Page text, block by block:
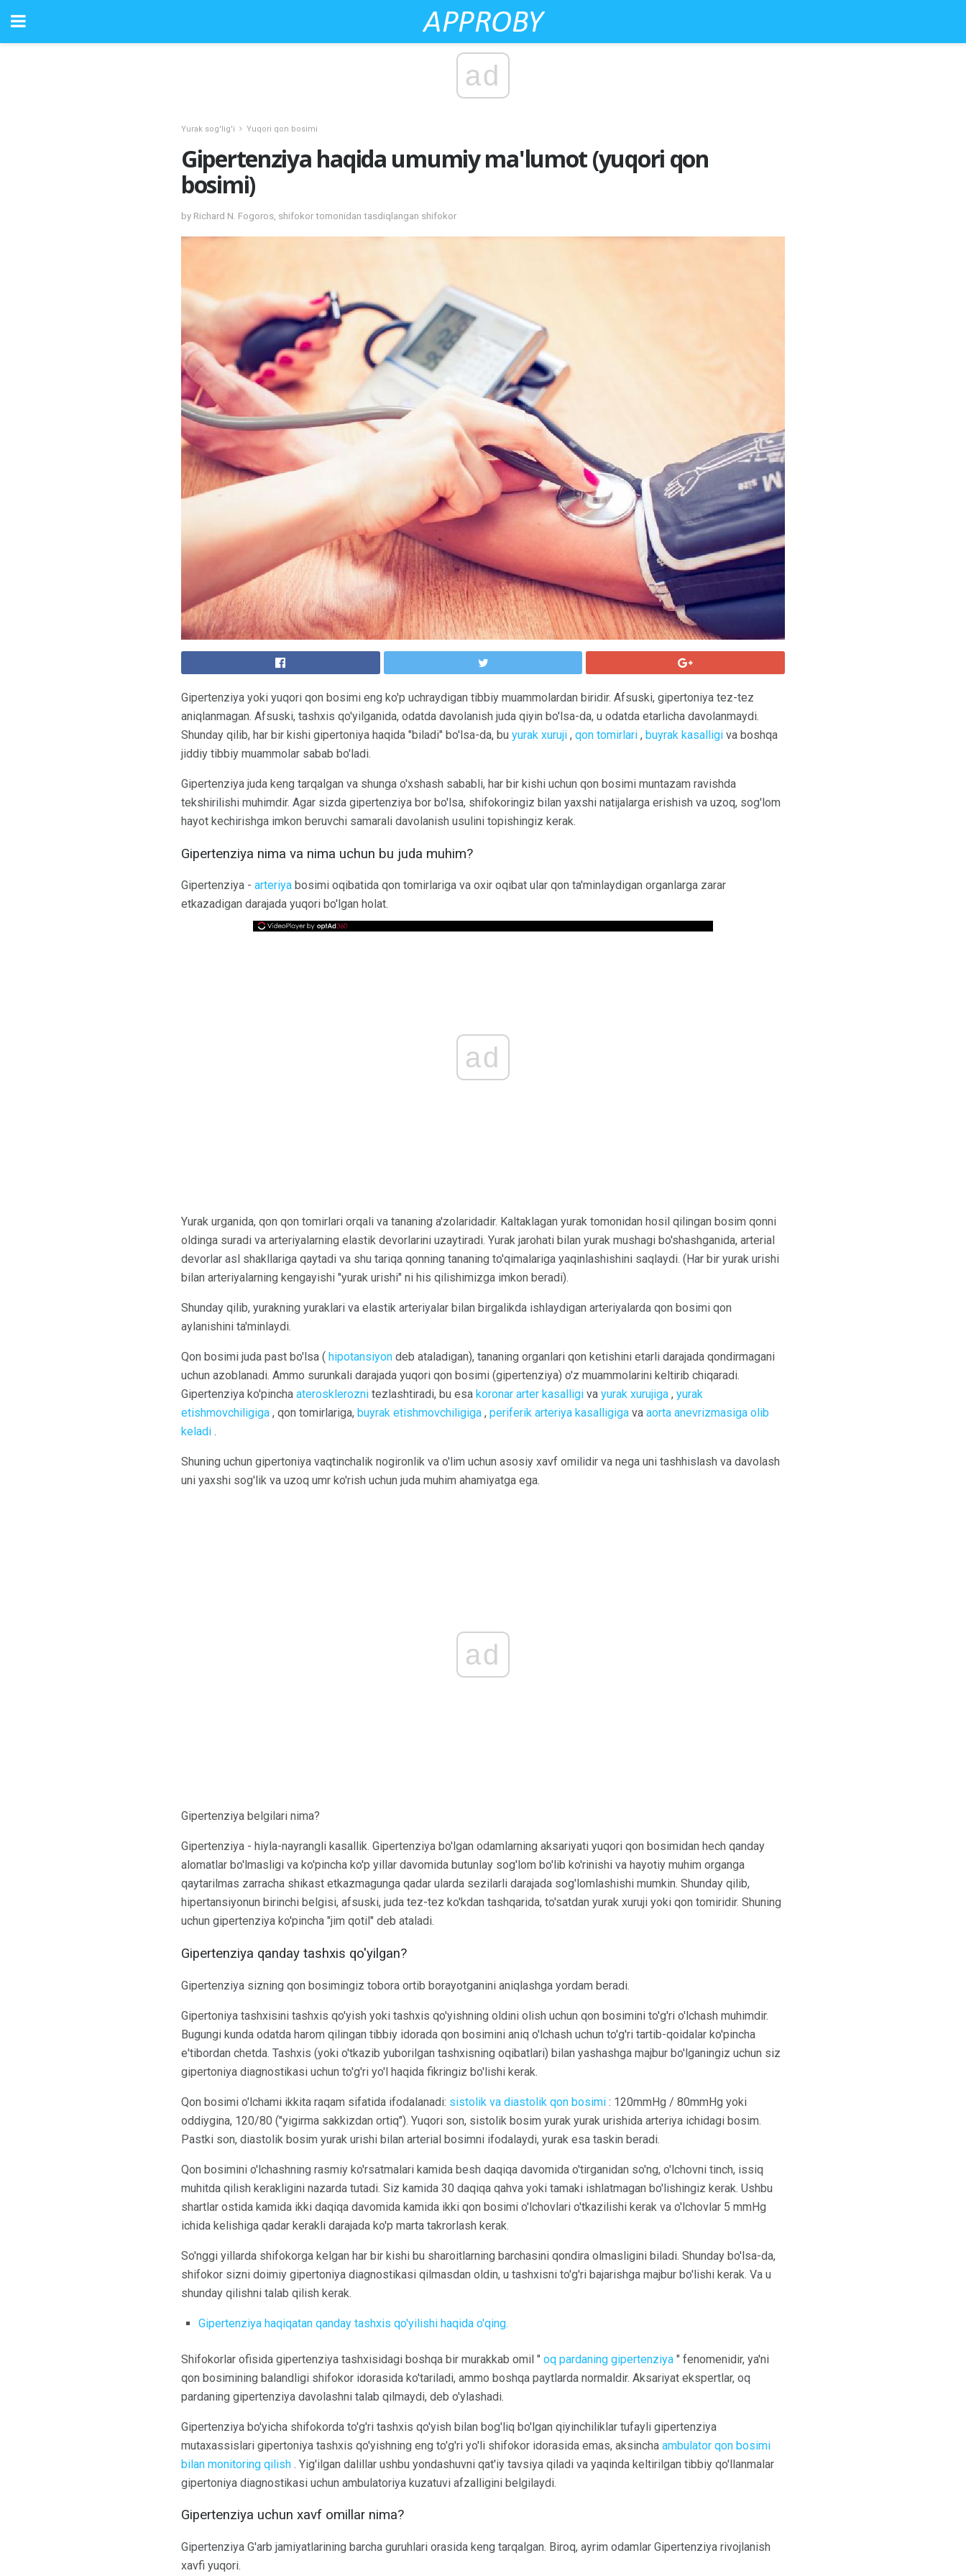
ad
Yurak sog'lig'i Yuqori qon bosimi
Gipertenziya haqida umumiy ma'lumot (yuqori qon
bosimi)
by Richard N. Fogoros, shifokor tomonidan tasdiqlangan shifokor
Gipertenziya yoki yuqori qon bosimi eng ko'p uchraydigan tibbiy muammolardan biridir. Afsuski, gipertoniya tez-tez
aniqlanmagan. Afsuski, tashxis qo'yilganida, odatda davolanish juda qiyin bo'lsa-da, u odatda etarlicha davolanmaydi.
Shunday qilib, har bir kishi gipertoniya haqida "biladi" bo'lsa-da, bu yurak xuruji , qon tomirlari , buyrak kasalligi va boshqa
jiddiy tibbiy muammolar sabab bo'ladi.
Gipertenziya juda keng tarqalgan va shunga o'xshash sababli, har bir kishi uchun qon bosimi muntazam ravishda
tekshirilishi muhimdir. Agar sizda gipertenziya bor bo'lsa, shifokoringiz bilan yaxshi natijalarga erishish va uzoq, sog'lom
hayot kechirishga imkon beruvchi samarali davolanish usulini topishingiz kerak.
Gipertenziya nima va nima uchun bu juda muhim?
Gipertenziya - arteriya bosimi oqibatida qon tomirlariga va oxir oqibat ular qon ta'minlaydigan organlarga zarar
etkazadigan darajada yuqori bo'lgan holat.
ad
Yurak urganida, qon qon tomirlari orqali va tananing a'zolaridadir. Kaltaklagan yurak tomonidan hosil qilingan bosim qonni
oldinga suradi va arteriyalarning elastik devorlarini uzaytiradi. Yurak jarohati bilan yurak mushagi bo'shashganida, arterial
devorlar asl shakllariga qaytadi va shu tariqa qonning tananing to'qimalariga yaqinlashishini saqlaydi. (Har bir yurak urishi
bilan arteriyalarning kengayishi "yurak urishi" ni his qilishimizga imkon beradi).
Shunday qilib, yurakning yuraklari va elastik arteriyalar bilan birgalikda ishlaydigan arteriyalarda qon bosimi qon
aylanishini ta'minlaydi.
Qon bosimi juda past bo'lsa ( hipotansiyon deb ataladigan), tananing organlari qon ketishini etarli darajada qondirmagani
uchun azoblanadi. Ammo surunkali darajada yuqori qon bosimi (gipertenziya) o'z muammolarini keltirib chiqaradi.
Gipertenziya ko'pincha aterosklerozni tezlashtiradi, bu esa koronar arter kasalligi va yurak xurujiga , yurak
etishmovchiligiga , qon tomirlariga, buyrak etishmovchiligiga , periferik arteriya kasalligiga va aorta anevrizmasiga olib
keladi .
Shuning uchun gipertoniya vaqtinchalik nogironlik va o'lim uchun asosiy xavf omilidir va nega uni tashhislash va davolash
uni yaxshi sog'lik va uzoq umr ko'rish uchun juda muhim ahamiyatga ega.
ad
Gipertenziya belgilari nima?
Gipertenziya - hiyla-nayrangli kasallik. Gipertenziya bo'lgan odamlarning aksariyati yuqori qon bosimidan hech qanday
alomatlar bo'lmasligi va ko'pincha ko'p yillar davomida butunlay sog'lom bo'lib ko'rinishi va hayotiy muhim organga
qaytarilmas zarracha shikast etkazmagunga qadar ularda sezilarli darajada sog'lomlashishi mumkin. Shunday qilib,
hipertansiyonun birinchi belgisi, afsuski, juda tez-tez ko'kdan tashqarida, to'satdan yurak xuruji yoki qon tomiridir. Shuning
uchun gipertenziya ko'pincha "jim qotil" deb ataladi.
Gipertenziya qanday tashxis qo'yilgan?
Gipertenziya sizning qon bosimingiz tobora ortib borayotganini aniqlashga yordam beradi.
Gipertoniya tashxisini tashxis qo'yish yoki tashxis qo'yishning oldini olish uchun qon bosimini to'g'ri o'lchash muhimdir.
Bugungi kunda odatda harom qilingan tibbiy idorada qon bosimini aniq o'lchash uchun to'g'ri tartib-qoidalar ko'pincha
e'tibordan chetda. Tashxis (yoki o'tkazib yuborilgan tashxisning oqibatlari) bilan yashashga majbur bo'lganingiz uchun siz
gipertoniya diagnostikasi uchun to'g'ri yo'l haqida fikringiz bo'lishi kerak.
Qon bosimi o'lchami ikkita raqam sifatida ifodalanadi: sistolik va diastolik qon bosimi : 120mmHg / 80mmHg yoki
oddiygina, 120/80 ("yigirma sakkizdan ortiq"). Yuqori son, sistolik bosim yurak yurak urishida arteriya ichidagi bosim.
Pastki son, diastolik bosim yurak urishi bilan arterial bosimni ifodalaydi, yurak esa taskin beradi.
Qon bosimini o'lchashning rasmiy ko'rsatmalari kamida besh daqiqa davomida o'tirganidan so'ng, o'lchovni tinch, issiq
muhitda qilish kerakligini nazarda tutadi. Siz kamida 30 daqiqa qahva yoki tamaki ishlatmagan bo'lishingiz kerak. Ushbu
shartlar ostida kamida ikki daqiqa davomida kamida ikki qon bosimi o'lchovlari o'tkazilishi kerak va o'lchovlar 5 mmHg
ichida kelishiga qadar kerakli darajada ko'p marta takrorlash kerak.
So'nggi yillarda shifokorga kelgan har bir kishi bu sharoitlarning barchasini qondira olmasligini biladi. Shunday bo'lsa-da,
shifokor sizni doimiy gipertoniya diagnostikasi qilmasdan oldin, u tashxisni to'g'ri bajarishga majbur bo'lishi kerak. Va u
shunday qilishni talab qilish kerak.
Gipertenziya haqiqatan qanday tashxis qo'yilishi haqida o'qing.
Shifokorlar ofisida gipertenziya tashxisidagi boshqa bir murakkab omil " oq pardaning gipertenziya " fenomenidir, ya'ni
qon bosimining balandligi shifokor idorasida ko'tariladi, ammo boshqa paytlarda normaldir. Aksariyat ekspertlar, oq
pardaning gipertenziya davolashni talab qilmaydi, deb o'ylashadi.
Gipertenziya bo'yicha shifokorda to'g'ri tashxis qo'yish bilan bog'liq bo'lgan qiyinchiliklar tufayli gipertenziya
mutaxassislari gipertoniya tashxis qo'yishning eng to'g'ri yo'li shifokor idorasida emas, aksincha ambulator qon bosimi
bilan monitoring qilish . Yig'ilgan dalillar ushbu yondashuvni qat'iy tavsiya qiladi va yaqinda keltirilgan tibbiy qo'llanmalar
gipertoniya diagnostikasi uchun ambulatoriya kuzatuvi afzalligini belgilaydi.
Gipertenziya uchun xavf omillar nima?
Gipertenziya G'arb jamiyatlarining barcha guruhlari orasida keng tarqalgan. Biroq, ayrim odamlar Gipertenziya rivojlanish
xavfi yuqori.